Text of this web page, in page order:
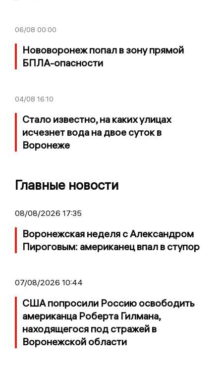
06/08 00:00
Нововоронеж попал в зону прямой
БПЛА-опасности
04/08 16:10
Стало известно, на каких улицах
исчезнет вода на двое суток в
Воронеже
Главные новости
08/08/2026 17:35
Воронежская неделя с Александром
Пироговым: американец впал в ступор
07/08/2026 10:44
США попросили Россию освободить
американца Роберта Гилмана,
находящегося под стражей в
Воронежской области